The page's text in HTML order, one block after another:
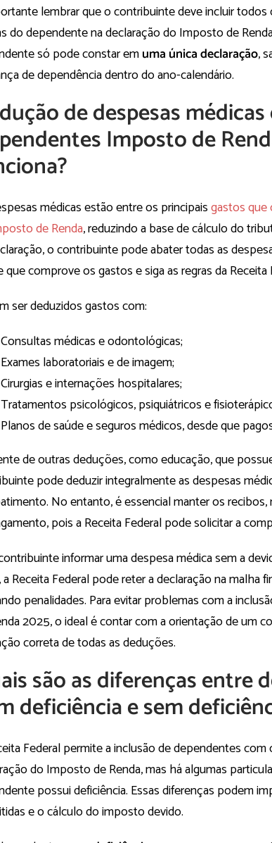
lembrar que o contribuinte deve incluir
do dependente na declaração do Imposto de
só pode constar emuma única declaração,
de dependência dentro do ano-calendário.
de despesas
Imposto de
médicas estão entre os principaisgastos
de Renda, reduzindo a base de cálculo do
o contribuinte pode abater todas as
que comprove os gastos e siga as regras da Receita
ser deduzidos gastos com:
Consultas médicas e odontológicas;
Exames laboratoriais e de imagem;
Cirurgias e internações hospitalares;
Tratamentos psicológicos, psiquiátricos e
Planos de saúde e seguros médicos, desde que
de outras deduções, como educação, que
pode deduzir integralmente as despesas
No entanto, é essencial manter os
pois a Receita Federal pode solicitar a
informar uma despesa médica sem a
Receita Federal pode reter a declaração na malha
penalidades. Para evitar problemas com a
2025, o ideal é contar com a orientação de um
correta de todas as deduções.
são as diferenças entre
deficiência e sem
Federal permite a inclusão de dependentes com
do Imposto de Renda, mas há algumas
possui deficiência. Essas diferenças podem
e o cálculo do imposto devido.